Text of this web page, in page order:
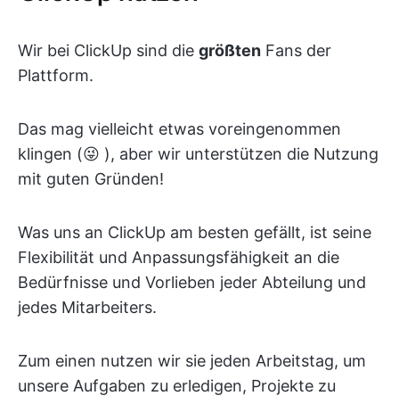
Wir bei ClickUp sind die größten Fans der
Plattform.
Das mag vielleicht etwas voreingenommen
klingen (😜 ), aber wir unterstützen die Nutzung
mit guten Gründen!
Was uns an ClickUp am besten gefällt, ist seine
Flexibilität und Anpassungsfähigkeit an die
Bedürfnisse und Vorlieben jeder Abteilung und
jedes Mitarbeiters.
Zum einen nutzen wir sie jeden Arbeitstag, um
unsere Aufgaben zu erledigen, Projekte zu